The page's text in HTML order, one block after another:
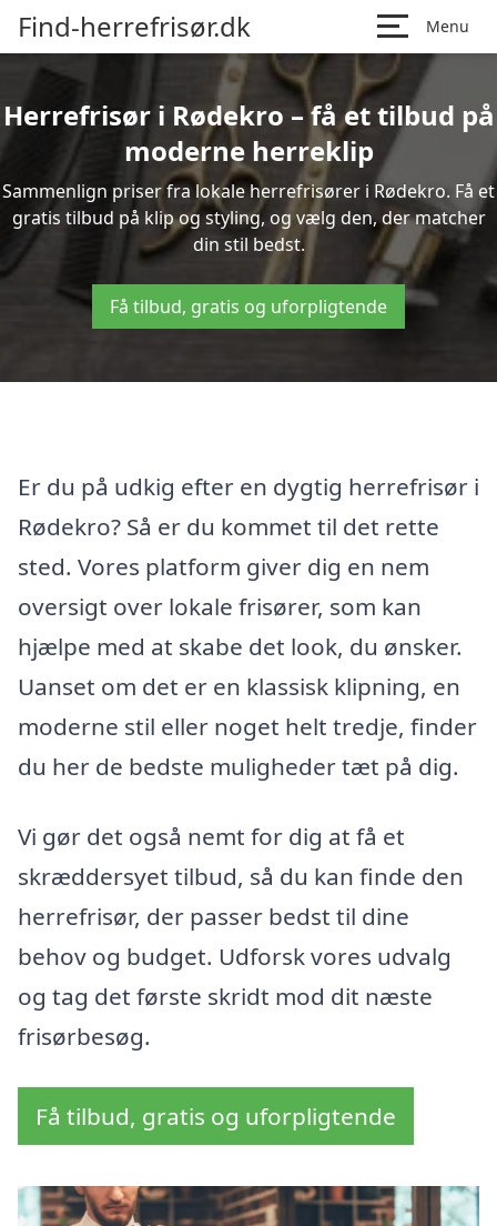
Find-herrefrisør.dk Menu
Herrefrisør i Rødekro – få et tilbud på
moderne herreklip
Sammenlign priser fra lokale herrefrisører i Rødekro. Få et
gratis tilbud på klip og styling, og vælg den, der matcher
din stil bedst.
Få tilbud, gratis og uforpligtende
Er du på udkig efter en dygtig herrefrisør i
Rødekro? Så er du kommet til det rette
sted. Vores platform giver dig en nem
oversigt over lokale frisører, som kan
hjælpe med at skabe det look, du ønsker.
Uanset om det er en klassisk klipning, en
moderne stil eller noget helt tredje, finder
du her de bedste muligheder tæt på dig.
Vi gør det også nemt for dig at få et
skræddersyet tilbud, så du kan finde den
herrefrisør, der passer bedst til dine
behov og budget. Udforsk vores udvalg
og tag det første skridt mod dit næste
frisørbesøg.
Få tilbud, gratis og uforpligtende